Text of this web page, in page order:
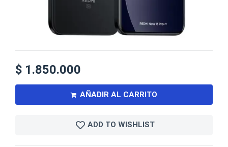
$ 1.850.000
AÑADIR AL CARRITO
ADD TO WISHLIST